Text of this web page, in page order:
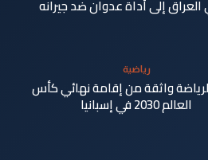
العراق إلى أداة عدوان ضد جيرانه
رياضية
واثقة من إقامة نهائي كأس
العالم 2030 في إسبانيا